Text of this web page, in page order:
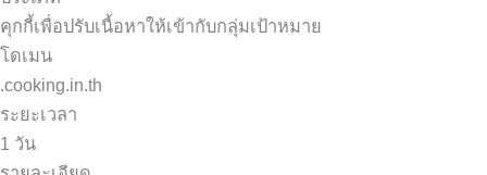
คุกกี้เพื่อปรับเนื้อหาให้เข้ากับกลุ่มเป้าหมาย
โดเมน
.cooking.in.th
ระยะเวลา
1 วัน